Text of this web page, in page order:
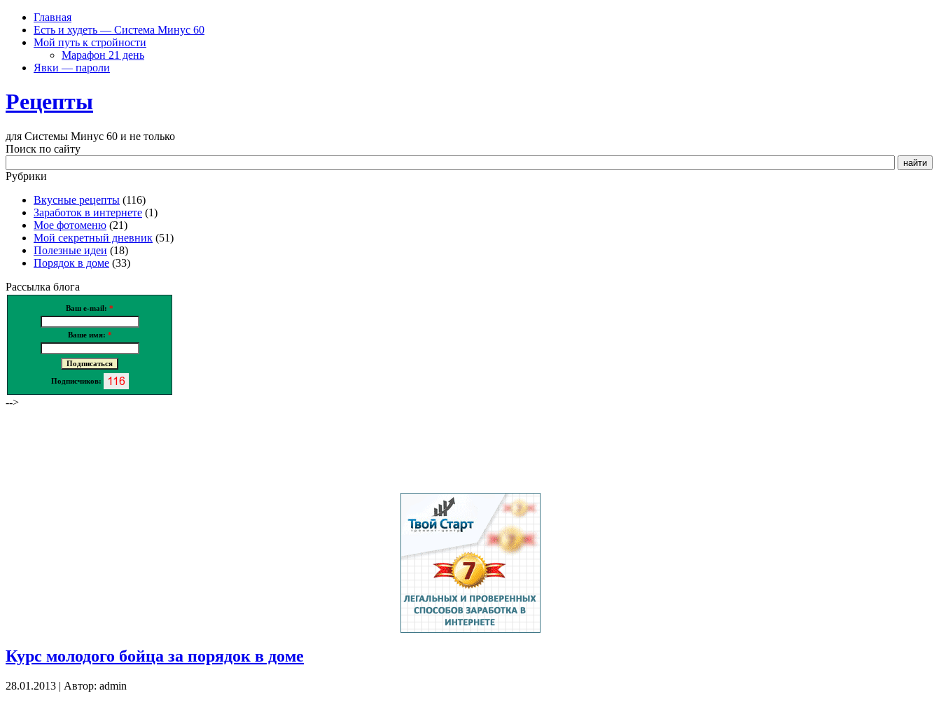
Главная
Есть и худеть — Система Минус 60
Мой путь к стройности
Марафон 21 день
Явки — пароли
Рецепты
для Системы Минус 60 и не только
Поиск по сайту
Рубрики
Вкусные рецепты (116)
Заработок в интернете (1)
Мое фотоменю (21)
Мой секретный дневник (51)
Полезные идеи (18)
Порядок в доме (33)
Рассылка блога
Ваш e-mail: *
Ваше имя: *
Подписчиков:
-->
Курс молодого бойца за порядок в доме
28.01.2013 | Автор: admin